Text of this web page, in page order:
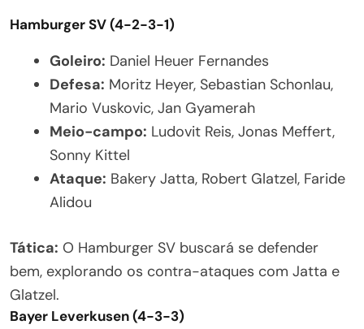
Hamburger SV (4-2-3-1)
Goleiro: Daniel Heuer Fernandes
Defesa: Moritz Heyer, Sebastian Schonlau,
Mario Vuskovic, Jan Gyamerah
Meio-campo: Ludovit Reis, Jonas Meffert,
Sonny Kittel
Ataque: Bakery Jatta, Robert Glatzel, Faride
Alidou
Tática: O Hamburger SV buscará se defender
bem, explorando os contra-ataques com Jatta e
Glatzel.
Bayer Leverkusen (4-3-3)